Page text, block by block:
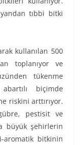
tıbbi bitki
kullanılan 500
toplanıyor ve
tükenme
biçimde
riskini arttırıyor.
pestisit ve
büyük şehirlerin
aromatik bitkinin